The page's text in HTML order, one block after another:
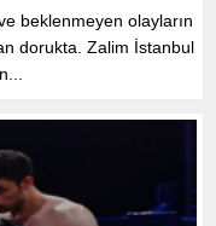
beklenmeyen olayların
dorukta. Zalim İstanbul